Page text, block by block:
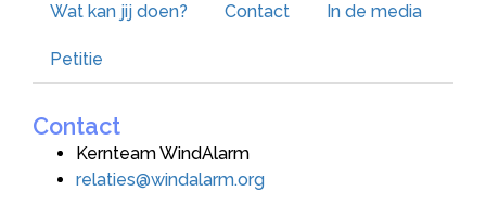
Wat kan jij doen? Contact In de media
Petitie
Contact
Kernteam WindAlarm
relaties@windalarm.org